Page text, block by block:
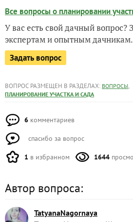
Все вопросы о планировании
У вас есть свой дачный вопрос?
экспертам и опытным дачникам.
Задать вопрос
ВОПРОС РАЗМЕЩЕН В РАЗДЕЛАХ: ВОПРОСЫ,
ПЛАНИРОВАНИЕ УЧАСТКА И САДА
6 комментариев
спасибо за вопрос
1 в избранном 1644
Автор вопроса:
TatyanaNagornaya